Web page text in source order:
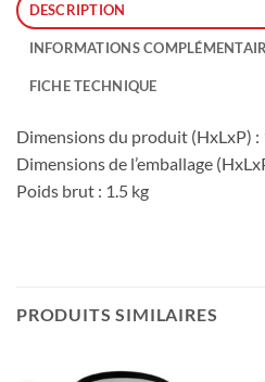
DESCRIPTION
INFORMATIONS
FICHE TECHNIQUE
Dimensions du produit (HxLxP) :
Dimensions de l’emballage
Poids brut : 1.5 kg
PRODUITS SIMILAIRES